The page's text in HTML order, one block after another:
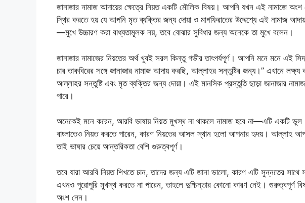
জানাজার নামাজ আদায়ের ক্ষেত্রে নিয়ত একটি মৌলিক বিষয়। আপনি যখন এই নামাজে
স্থির করতে হয় যে আপনি মৃত ব্যক্তির জন্য দোয়া ও মাগফিরাতের উদ্দেশ্যে এই নামাজ
—মুখে উচ্চারণ করা বাধ্যতামূলক নয়, তবে বোঝার সুবিধার জন্য অনেকে তা মুখে বলেন।
জানাজার নামাজের নিয়তের অর্থ খুবই সরল কিন্তু গভীর তাৎপর্যপূর্ণ। আপনি মনে মনে এই
চার তাকবিরের সঙ্গে জানাজার নামাজ আদায় করছি, আল্লাহর সন্তুষ্টির জন্য।” এখানে লক্ষ্য
আল্লাহর সন্তুষ্টি এবং মৃত ব্যক্তির জন্য দোয়া। এই মানসিক প্রস্তুতি ছাড়া জানাজার
পারে।
অনেকেই মনে করেন, আরবি ভাষায় নিয়ত মুখস্থ না থাকলে নামাজ হবে না—এটি একটি ভুল
বাংলাতেও নিয়ত করতে পারেন, কারণ নিয়তের আসল স্থান হলো আপনার হৃদয়। আল্লাহ
তাই ভাষার চেয়ে আন্তরিকতা বেশি গুরুত্বপূর্ণ।
তবে যারা আরবি নিয়ত শিখতে চান, তাদের জন্য এটি জানা ভালো, কারণ এটি সুন্নতের
এখনও পুরোপুরি মুখস্থ করতে না পারেন, তাহলে দুশ্চিন্তার কোনো কারণ নেই। গুরুত্বপূর্ণ
অংশ নেন।